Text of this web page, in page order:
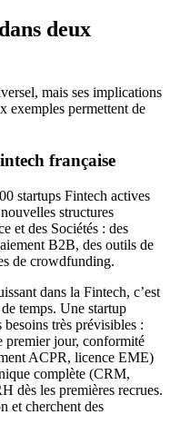
deux
mais ses implications
exemples permettent de
française
startups Fintech actives
structures
et des Sociétés : des
B2B, des outils de
de crowdfunding.
dans la Fintech, c’est
temps. Une startup
très prévisibles :
premier jour, conformité
ACPR, licence EME)
complète (CRM,
dès les premières recrues.
et cherchent des